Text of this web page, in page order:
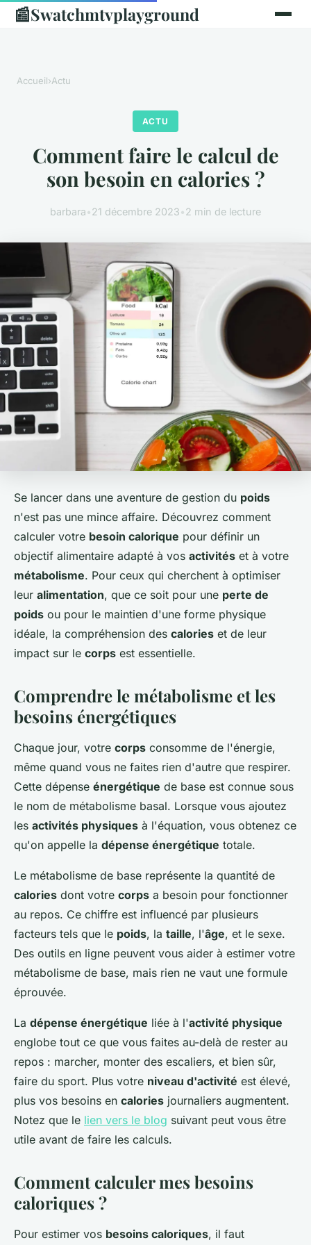
📰Swatchmtvplayground
Accueil›Actu
ACTU
Comment faire le calcul de
son besoin en calories ?
barbara•21 décembre 2023•2 min de lecture
Se lancer dans une aventure de gestion du poids
n'est pas une mince affaire. Découvrez comment
calculer votre besoin calorique pour définir un
objectif alimentaire adapté à vos activités et à votre
métabolisme. Pour ceux qui cherchent à optimiser
leur alimentation, que ce soit pour une perte de
poids ou pour le maintien d'une forme physique
idéale, la compréhension des calories et de leur
impact sur le corps est essentielle.
Comprendre le métabolisme et les
besoins énergétiques
Chaque jour, votre corps consomme de l'énergie,
même quand vous ne faites rien d'autre que respirer.
Cette dépense énergétique de base est connue sous
le nom de métabolisme basal. Lorsque vous ajoutez
les activités physiques à l'équation, vous obtenez ce
qu'on appelle la dépense énergétique totale.
Le métabolisme de base représente la quantité de
calories dont votre corps a besoin pour fonctionner
au repos. Ce chiffre est influencé par plusieurs
facteurs tels que le poids, la taille, l'âge, et le sexe.
Des outils en ligne peuvent vous aider à estimer votre
métabolisme de base, mais rien ne vaut une formule
éprouvée.
La dépense énergétique liée à l'activité physique
englobe tout ce que vous faites au-delà de rester au
repos : marcher, monter des escaliers, et bien sûr,
faire du sport. Plus votre niveau d'activité est élevé,
plus vos besoins en calories journaliers augmentent.
Notez que le lien vers le blog suivant peut vous être
utile avant de faire les calculs.
Comment calculer mes besoins
caloriques ?
Pour estimer vos besoins caloriques, il faut